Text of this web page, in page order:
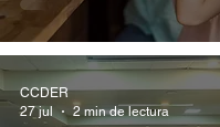
CCDER
27 jul
2 min de lectura